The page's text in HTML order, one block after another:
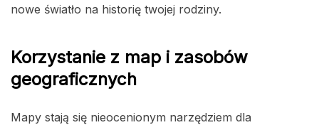
nowe światło na historię twojej rodziny.
Korzystanie z map i zasobów
geograficznych
Mapy stają się nieocenionym narzędziem dla